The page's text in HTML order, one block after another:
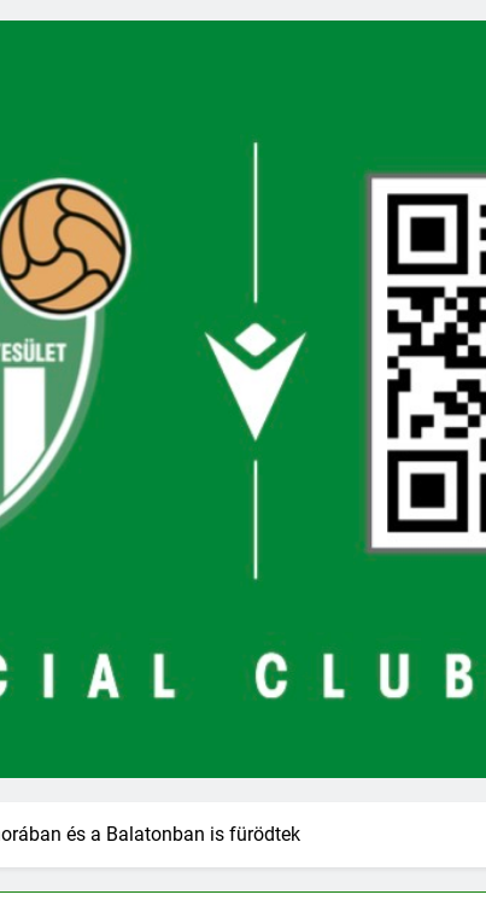
és a Balatonban is fürödtek